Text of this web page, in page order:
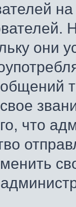
они
что